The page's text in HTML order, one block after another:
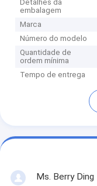
Detalhes da
embalagem
Marca
Número do modelo
Quantidade de
ordem mínima
Tempo de entrega
Ms. Berry Ding